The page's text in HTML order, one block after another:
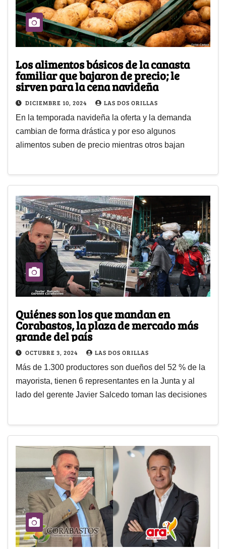
Los alimentos básicos de la canasta
familiar que bajaron de precio; le
sirven para la cena navideña
DICIEMBRE 10, 2024 LAS DOS ORILLAS
En la temporada navideña la oferta y la demanda
cambian de forma drástica y por eso algunos
alimentos suben de precio mientras otros bajan
Quiénes son los que mandan en
Corabastos, la plaza de mercado más
grande del país
OCTUBRE 3, 2024 LAS DOS ORILLAS
Más de 1.300 productores son dueños del 52 % de la
mayorista, tienen 6 representantes en la Junta y al
lado del gerente Javier Salcedo toman las decisiones